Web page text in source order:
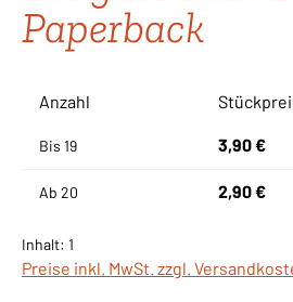
Paperback
Anzahl
Bis 19 3,90 €
Ab 20 2,90 €
Inhalt: 1
Preise inkl. MwSt. zzgl.